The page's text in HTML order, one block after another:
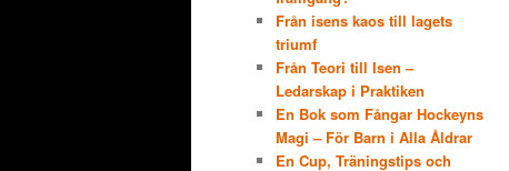
Från isens kaos till lagets
triumf
Från Teori till Isen –
Ledarskap i Praktiken
En Bok som Fångar Hockeyns
Magi – För Barn i Alla Åldrar
En Cup, Träningstips och